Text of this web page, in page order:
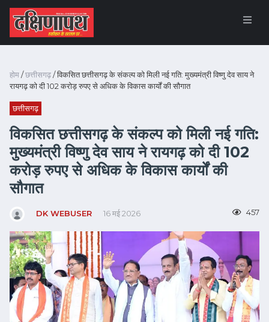
होम/छत्तीसगढ़/ विकसित छत्तीसगढ़ के संकल्प को मिली नई गति: मुख्यमंत्री विष्णु देव साय ने
रायगढ़ को दी 102 करोड़ रुपए से अधिक के विकास कार्यों की सौगात
छत्तीसगढ़
विकसित छत्तीसगढ़ के संकल्प को मिली नई गति:
मुख्यमंत्री विष्णु देव साय ने रायगढ़ को दी 102
करोड़ रुपए से अधिक के विकास कार्यों की
सौगात
DK WEBUSER 16 मई 2026 457